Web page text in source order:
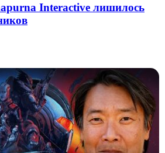
Interactive лишилось